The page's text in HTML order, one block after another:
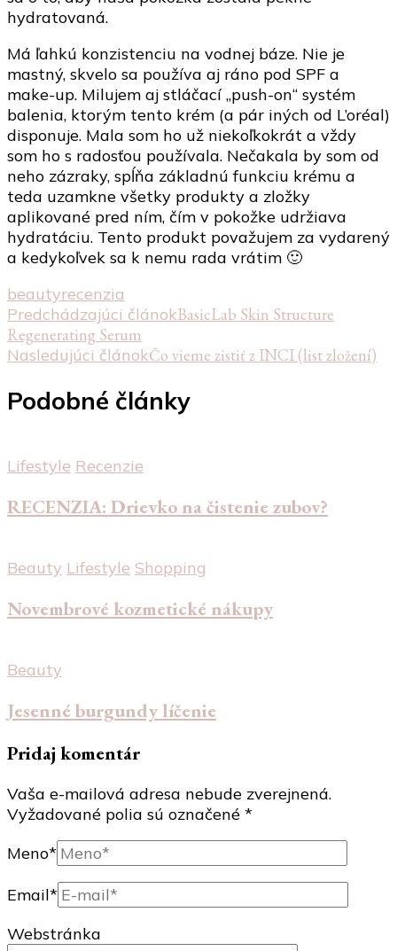
hydratovaná.
Má ľahkú konzistenciu na vodnej báze. Nie je
mastný, skvelo sa používa aj ráno pod SPF a
make-up. Milujem aj stláčací „push-on“ systém
balenia, ktorým tento krém (a pár iných od L’oréal)
disponuje. Mala som ho už niekoľkokrát a vždy
som ho s radosťou používala. Nečakala by som od
neho zázraky, spĺňa základnú funkciu krému a
teda uzamkne všetky produkty a zložky
aplikované pred ním, čím v pokožke udržiava
hydratáciu. Tento produkt považujem za vydarený
a kedykoľvek sa k nemu rada vrátim 🙂
beautyrecenzia
Navigácia
v
Predchádzajúci článokBasicLab Skin Structure
Regenerating Serum
Nasledujúci článokČo vieme zistiť z INCI (list zložení)
Podobné články
Lifestyle Recenzie
RECENZIA: Drievko na čistenie zubov?
Beauty Lifestyle Shopping
Novembrové kozmetické nákupy
Beauty
Jesenné burgundy líčenie
Pridaj komentár
Vaša e-mailová adresa nebude zverejnená.
Vyžadované polia sú označené *
Meno*
Email*
Webstránka